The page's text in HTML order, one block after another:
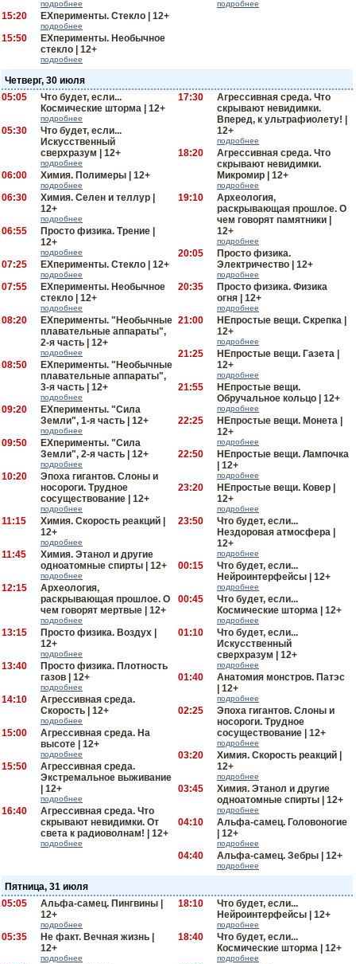
подробнее
15:20 EXперименты. Стекло | 12+
подробнее
15:50
EXперименты. Необычное
стекло | 12+
подробнее
подробнее
Четверг, 30 июля
05:05
Что будет, если...
Космические шторма | 12+
подробнее
05:30
Что будет, если...
Искусственный
сверхразум | 12+
подробнее
06:00 Химия. Полимеры | 12+
подробнее
06:30
Химия. Селен и теллур |
12+
подробнее
06:55
Просто физика. Трение |
12+
подробнее
07:25 EXперименты. Стекло | 12+
подробнее
07:55
EXперименты. Необычное
стекло | 12+
подробнее
08:20
EXперименты. "Необычные
плавательные аппараты",
2-я часть | 12+
подробнее
08:50
EXперименты. "Необычные
плавательные аппараты",
3-я часть | 12+
подробнее
09:20
EXперименты. "Сила
Земли", 1-я часть | 12+
подробнее
09:50
EXперименты. "Сила
Земли", 2-я часть | 12+
подробнее
10:20
Эпоха гигантов. Слоны и
носороги. Трудное
сосуществование | 12+
подробнее
11:15
Химия. Скорость реакций |
12+
подробнее
11:45
Химия. Этанол и другие
одноатомные спирты | 12+
подробнее
12:15
Археология,
раскрывающая прошлое. О
чем говорят мертвые | 12+
подробнее
13:15
Просто физика. Воздух |
12+
подробнее
13:40
Просто физика. Плотность
газов | 12+
подробнее
14:10
Агрессивная среда.
Скорость | 12+
подробнее
15:00
Агрессивная среда. На
высоте | 12+
подробнее
15:50
Агрессивная среда.
Экстремальное выживание
| 12+
подробнее
16:40
Агрессивная среда. Что
скрывают невидимки. От
света к радиоволнам! | 12+
подробнее
17:30
Агрессивная среда. Что
скрывают невидимки.
Вперед, к ультрафиолету! |
12+
подробнее
18:20
Агрессивная среда. Что
скрывают невидимки.
Микромир | 12+
подробнее
19:10
Археология,
раскрывающая прошлое. О
чем говорят памятники |
12+
подробнее
20:05
Просто физика.
Электричество | 12+
подробнее
20:35
Просто физика. Физика
огня | 12+
подробнее
21:00
НЕпростые вещи. Скрепка |
12+
подробнее
21:25
НЕпростые вещи. Газета |
12+
подробнее
21:55
НЕпростые вещи.
Обручальное кольцо | 12+
подробнее
22:25
НЕпростые вещи. Монета |
12+
подробнее
22:50
НЕпростые вещи. Лампочка
| 12+
подробнее
23:20
НЕпростые вещи. Ковер |
12+
подробнее
23:50
Что будет, если...
Нездоровая атмосфера |
12+
подробнее
00:15
Что будет, если...
Нейроинтерфейсы | 12+
подробнее
00:45
Что будет, если...
Космические шторма | 12+
подробнее
01:10
Что будет, если...
Искусственный
сверхразум | 12+
подробнее
01:40
Анатомия монстров. Патэс
| 12+
подробнее
02:25
Эпоха гигантов. Слоны и
носороги. Трудное
сосуществование | 12+
подробнее
03:20
Химия. Скорость реакций |
12+
подробнее
03:45
Химия. Этанол и другие
одноатомные спирты | 12+
подробнее
04:10
Альфа-самец. Головоногие
| 12+
подробнее
04:40 Альфа-самец. Зебры | 12+
подробнее
Пятница, 31 июля
05:05
Альфа-самец. Пингвины |
12+
подробнее
05:35
Не факт. Вечная жизнь |
12+
подробнее
18:10
Что будет, если...
Нейроинтерфейсы | 12+
подробнее
18:40
Что будет, если...
Космические шторма | 12+
подробнее